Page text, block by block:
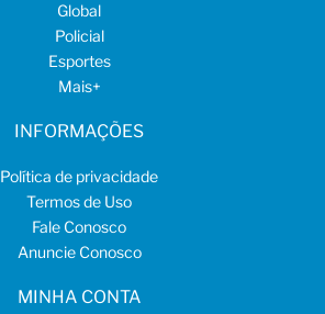
Global
Policial
Esportes
Mais+
INFORMAÇÕES
Política de privacidade
Termos de Uso
Fale Conosco
Anuncie Conosco
MINHA CONTA